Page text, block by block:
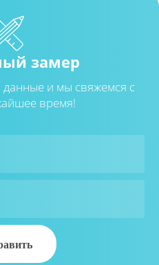
замер
и мы свяжемся с
время!